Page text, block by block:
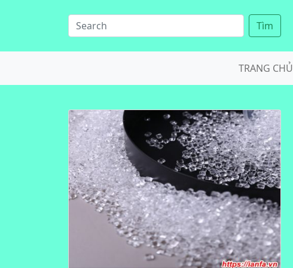
Tìm
TRANG CHỦ